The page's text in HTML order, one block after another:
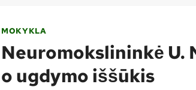
MOKYKLA
Neuromokslininkė U.
o ugdymo iššūkis